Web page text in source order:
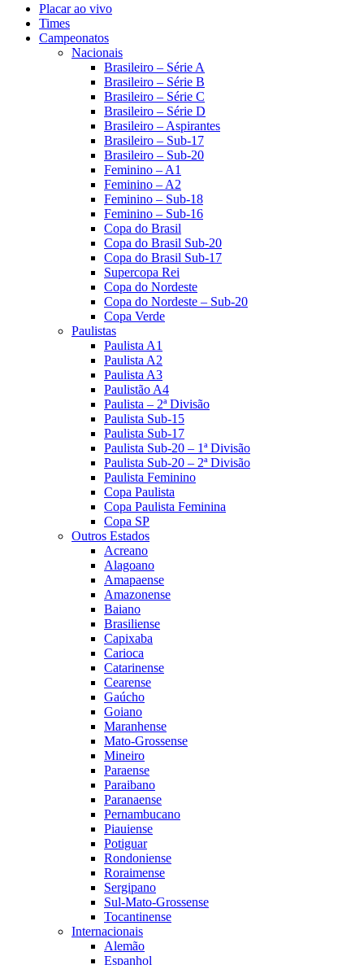
Placar ao vivo
Times
Campeonatos
Nacionais
Brasileiro – Série A
Brasileiro – Série B
Brasileiro – Série C
Brasileiro – Série D
Brasileiro – Aspirantes
Brasileiro – Sub-17
Brasileiro – Sub-20
Feminino – A1
Feminino – A2
Feminino – Sub-18
Feminino – Sub-16
Copa do Brasil
Copa do Brasil Sub-20
Copa do Brasil Sub-17
Supercopa Rei
Copa do Nordeste
Copa do Nordeste – Sub-20
Copa Verde
Paulistas
Paulista A1
Paulista A2
Paulista A3
Paulistão A4
Paulista – 2ª Divisão
Paulista Sub-15
Paulista Sub-17
Paulista Sub-20 – 1ª Divisão
Paulista Sub-20 – 2ª Divisão
Paulista Feminino
Copa Paulista
Copa Paulista Feminina
Copa SP
Outros Estados
Acreano
Alagoano
Amapaense
Amazonense
Baiano
Brasiliense
Capixaba
Carioca
Catarinense
Cearense
Gaúcho
Goiano
Maranhense
Mato-Grossense
Mineiro
Paraense
Paraibano
Paranaense
Pernambucano
Piauiense
Potiguar
Rondoniense
Roraimense
Sergipano
Sul-Mato-Grossense
Tocantinense
Internacionais
Alemão
Espanhol